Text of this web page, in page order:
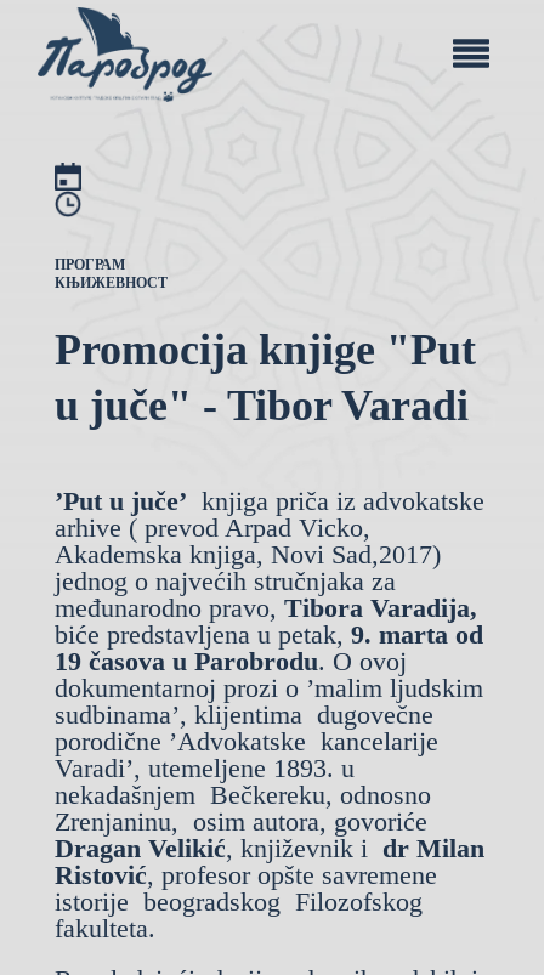
ПРОГРАМ
КЊИЖЕВНОСТ
Promocija knjige "Put
u juče" - Tibor Varadi
’Put u juče’ knjiga priča iz advokatske
arhive ( prevod Arpad Vicko,
Akademska knjiga, Novi Sad,2017)
jednog o najvećih stručnjaka za
međunarodno pravo, Tibora Varadija,
biće predstavljena u petak, 9. marta od
19 časova u Parobrodu. O ovoj
dokumentarnoj prozi o ’malim ljudskim
sudbinama’, klijentima dugovečne
porodične ’Advokatske kancelarije
Varadi’, utemeljene 1893. u
nekadašnjem Bečkereku, odnosno
Zrenjaninu, osim autora, govoriće
Dragan Velikić, književnik i dr Milan
Ristović, profesor opšte savremene
istorije beogradskog Filozofskog
fakulteta.